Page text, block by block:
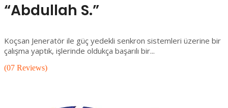
“Abdullah S.”
Koçsan Jeneratör ile güç yedekli senkron sistemleri üzerine bir
çalışma yaptık, işlerinde oldukça başarılı bir...
(07 Reviews)